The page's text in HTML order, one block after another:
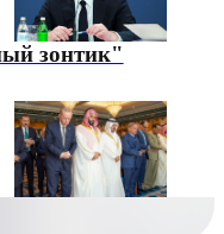
зонтик"